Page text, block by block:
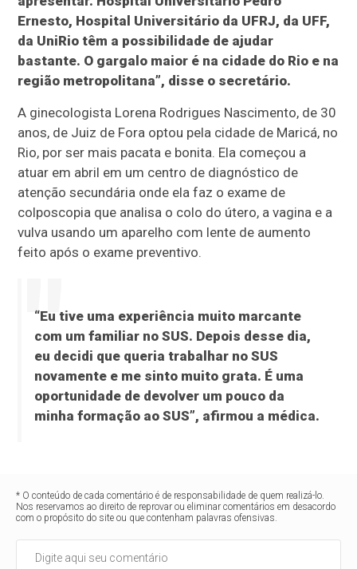
Ernesto, Hospital Universitário da UFRJ, da UFF,
da UniRio têm a possibilidade de ajudar
bastante. O gargalo maior é na cidade do Rio e na
região metropolitana”, disse o secretário.
A ginecologista Lorena Rodrigues Nascimento, de 30
anos, de Juiz de Fora optou pela cidade de Maricá, no
Rio, por ser mais pacata e bonita. Ela começou a
atuar em abril em um centro de diagnóstico de
atenção secundária onde ela faz o exame de
colposcopia que analisa o colo do útero, a vagina e a
vulva usando um aparelho com lente de aumento
feito após o exame preventivo.
“Eu tive uma experiência muito marcante
com um familiar no SUS. Depois desse dia,
eu decidi que queria trabalhar no SUS
novamente e me sinto muito grata. É uma
oportunidade de devolver um pouco da
minha formação ao SUS”, afirmou a médica.
* O conteúdo de cada comentário é de responsabilidade de quem realizá-lo.
Nos reservamos ao direito de reprovar ou eliminar comentários em desacordo
com o propósito do site ou que contenham palavras ofensivas.